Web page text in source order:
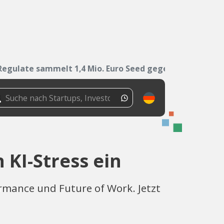
sammelt 1,4 Mio. Euro Seed gegen...
KI-Stress ein
und Future of Work. Jetzt